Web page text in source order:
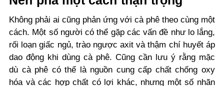
Không phải ai cũng phản ứng với cà phê theo cùng một
cách. Một số người có thể gặp các vấn đề như lo lắng,
rối loạn giấc ngủ, trào ngược axit và thậm chí huyết áp
dao động khi dùng cà phê. Cũng cần lưu ý rằng mặc
dù cà phê có thể là nguồn cung cấp chất chống oxy
hóa và các hợp chất có lợi khác, nhưng một số nhãn